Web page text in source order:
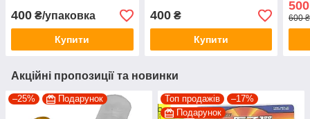
400 ₴/упаковка
Купити
400₴
Купити
500
600
Акційні пропозиції та новинки
–25% Подарунок Топ продажів
–17%
Подарунок